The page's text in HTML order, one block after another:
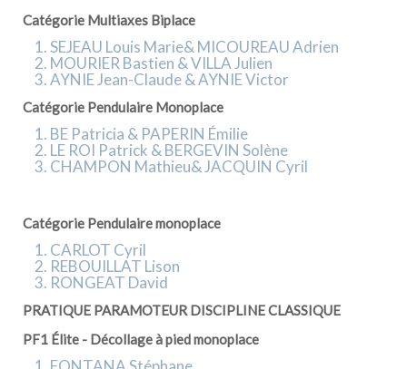
Catégorie Multiaxes Biplace
SEJEAU Louis Marie& MICOUREAU Adrien
MOURIER Bastien & VILLA Julien
AYNIE Jean-Claude & AYNIE Victor
Catégorie Pendulaire Monoplace
BE Patricia & PAPERIN Émilie
LE ROI Patrick & BERGEVIN Solène
CHAMPON Mathieu& JACQUIN Cyril
Catégorie Pendulaire monoplace
CARLOT Cyril
REBOUILLAT Lison
RONGEAT David
PRATIQUE PARAMOTEUR DISCIPLINE CLASSIQUE
PF1 Élite - Décollage à pied monoplace